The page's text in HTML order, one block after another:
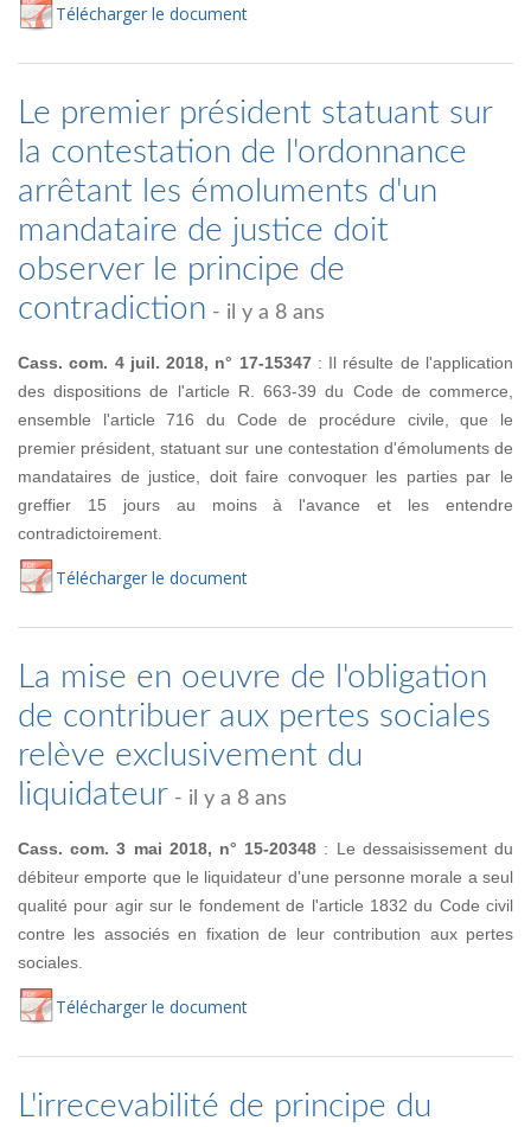
Télécharger le document
Le premier président statuant sur
la contestation de l'ordonnance
arrêtant les émoluments d'un
mandataire de justice doit
observer le principe de
contradiction - il y a 8 ans
Cass. com. 4 juil. 2018, n° 17-15347: Il résulte de l'application
des dispositions de l'article R. 663-39 du Code de commerce,
ensemble l'article 716 du Code de procédure civile, que le
premier président, statuant sur une contestation d'émoluments de
mandataires de justice, doit faire convoquer les parties par le
greffier 15 jours au moins à l'avance et les entendre
contradictoirement.
Télécharger le document
La mise en oeuvre de l'obligation
de contribuer aux pertes sociales
relève exclusivement du
liquidateur - il y a 8 ans
Cass. com. 3 mai 2018, n° 15-20348 : Le dessaisissement du
débiteur emporte que le liquidateur d'une personne morale a seul
qualité pour agir sur le fondement de l'article 1832 du Code civil
contre les associés en fixation de leur contribution aux pertes
sociales.
Télécharger le document
L'irrecevabilité de principe du